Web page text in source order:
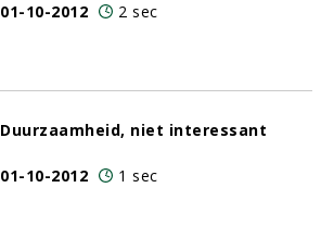
01-10-2012
2 sec
Duurzaamheid, niet interessant
01-10-2012 1 sec